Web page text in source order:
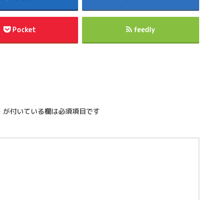
Pocket feedly
が付いている欄は必須項目です